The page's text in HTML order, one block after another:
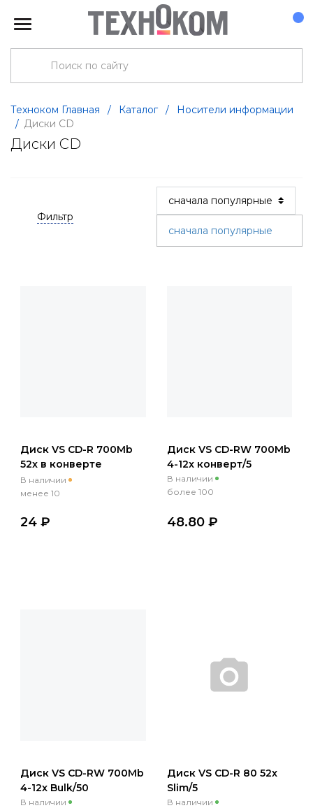
Техноком Главная / Каталог /
Носители информации
/ Диски CD
Диски CD
Фильтр
сначала популярные
Диск VS CD-R 700Mb
52x в конверте
(упаковка 5шт.)
В наличии
менее 10
24 ₽
Диск VS CD-RW 700Mb
4-12x конверт/5
В наличии
более 100
48.80 ₽
Диск VS CD-RW 700Mb
4-12x Bulk/50
В наличии
Диск VS CD-R 80 52x
Slim/5
В наличии